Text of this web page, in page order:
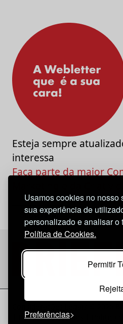
Usamos cookies no nosso
sua experiência de
personalizado e analisar o
Política de Cookies.
Permitir
Preferências
Esteja sempre
interessa
Faça parte da maior
Política de Cookies